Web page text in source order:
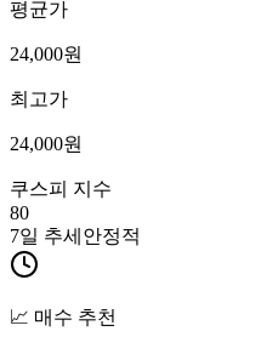
평균가
24,000원
최고가
24,000원
쿠스피 지수
80
7일 추세 안정적
📈 매수 추천